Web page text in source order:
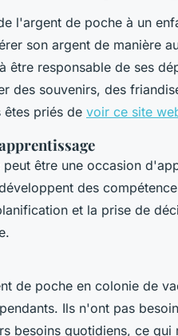
l'argent de poche à un
son argent de manière
être responsable de ses
des souvenirs, des
êtes priés de voir ce site
être une occasion
des
et la prise de
de poche en colonie de
Ils n'ont pas
besoins quotidiens, ce